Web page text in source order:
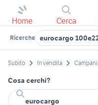
Home Cerca
Ricerche eurocargo
Subito In vendita
Cosa cerchi?